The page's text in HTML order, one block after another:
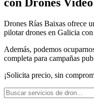
Drones Rías Baixas ofrece
pilotar drones en Galicia
Además, podemos
completa para campañas
¡Solicita precio, sin